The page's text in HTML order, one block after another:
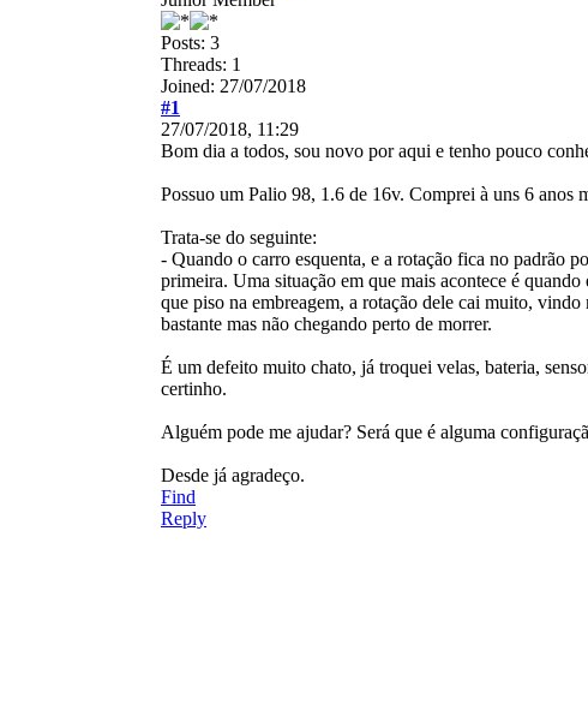
Posts: 3
Threads: 1
Joined: 27/07/2018
#1
27/07/2018, 11:29
Bom dia a todos, sou novo por aqui e tenho pouco
Possuo um Palio 98, 1.6 de 16v. Comprei à uns 6 anos
Trata-se do seguinte:
- Quando o carro esquenta, e a rotação fica no padrão
primeira. Uma situação em que mais acontece é
que piso na embreagem, a rotação dele cai muito,
bastante mas não chegando perto de morrer.
É um defeito muito chato, já troquei velas, bateria,
certinho.
Alguém pode me ajudar? Será que é alguma
Desde já agradeço.
Find
Reply